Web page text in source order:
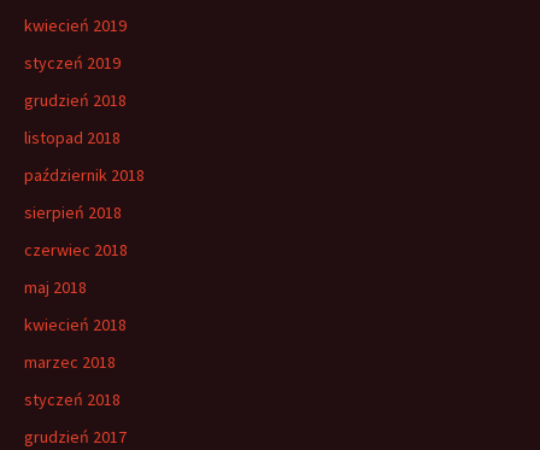
kwiecień 2019
styczeń 2019
grudzień 2018
listopad 2018
październik 2018
sierpień 2018
czerwiec 2018
maj 2018
kwiecień 2018
marzec 2018
styczeń 2018
grudzień 2017